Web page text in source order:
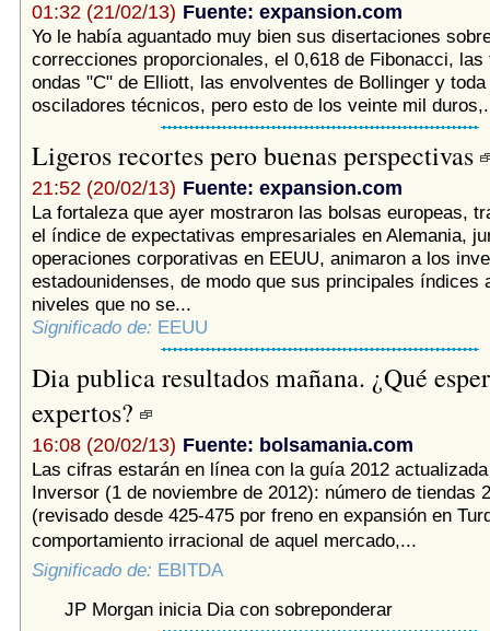
01:32 (21/02/13) Fuente: expansion.com
Yo le había aguantado muy bien sus disertaciones
correcciones proporcionales, el 0,618 de Fibonacci,
ondas "C" de Elliott, las envolventes de Bollinger y toda
osciladores técnicos, pero esto de los veinte mil
Ligeros recortes pero buenas perspectivas
21:52 (20/02/13) Fuente: expansion.com
La fortaleza que ayer mostraron las bolsas europeas,
el índice de expectativas empresariales en Alemania,
operaciones corporativas en EEUU, animaron a los
estadounidenses, de modo que sus principales índices
niveles que no se...
Significado de: EEUU
Dia publica resultados mañana. ¿Qué
expertos?
16:08 (20/02/13) Fuente: bolsamania.com
Las cifras estarán en línea con la guía 2012
Inversor (1 de noviembre de 2012): número de tiendas
(revisado desde 425-475 por freno en expansión en
comportamiento irracional de aquel mercado,...
Significado de: EBITDA
JP Morgan inicia Dia con sobreponderar